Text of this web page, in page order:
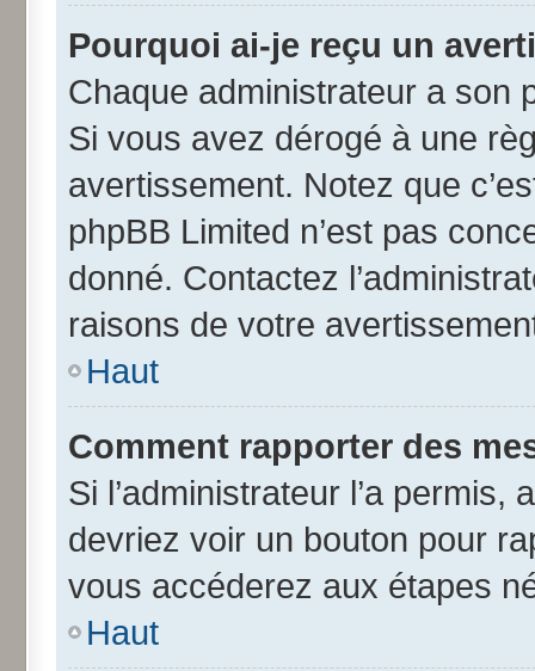
Pourquoi ai-je reçu un
Chaque administrateur a son
Si vous avez dérogé à une
avertissement. Notez que
phpBB Limited n’est pas
donné. Contactez
raisons de votre
Haut
Comment rapporter des
Si l’administrateur l’a
devriez voir un bouton pour
vous accéderez aux étapes
Haut